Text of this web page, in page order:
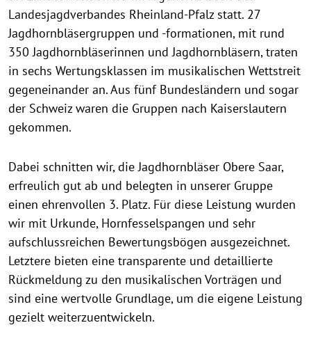
Landesjagdverbandes Rheinland-Pfalz statt. 27
Jagdhornbläsergruppen und -formationen, mit rund
350 Jagdhornbläserinnen und Jagdhornbläsern, traten
in sechs Wertungsklassen im musikalischen Wettstreit
gegeneinander an. Aus fünf Bundesländern und sogar
der Schweiz waren die Gruppen nach Kaiserslautern
gekommen.
Dabei schnitten wir, die Jagdhornbläser Obere Saar,
erfreulich gut ab und belegten in unserer Gruppe
einen ehrenvollen 3. Platz. Für diese Leistung wurden
wir mit Urkunde, Hornfesselspangen und sehr
aufschlussreichen Bewertungsbögen ausgezeichnet.
Letztere bieten eine transparente und detaillierte
Rückmeldung zu den musikalischen Vorträgen und
sind eine wertvolle Grundlage, um die eigene Leistung
gezielt weiterzuentwickeln.